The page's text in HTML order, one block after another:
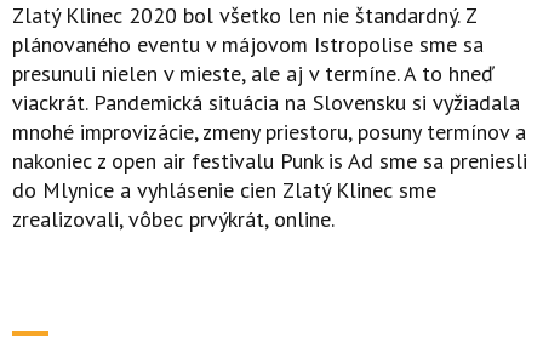
Zlatý Klinec 2020 bol všetko len nie štandardný. Z
plánovaného eventu v májovom Istropolise sme sa
presunuli nielen v mieste, ale aj v termíne. A to hneď
viackrát. Pandemická situácia na Slovensku si vyžiadala
mnohé improvizácie, zmeny priestoru, posuny termínov a
nakoniec z open air festivalu Punk is Ad sme sa preniesli
do Mlynice a vyhlásenie cien Zlatý Klinec sme
zrealizovali, vôbec prvýkrát, online.